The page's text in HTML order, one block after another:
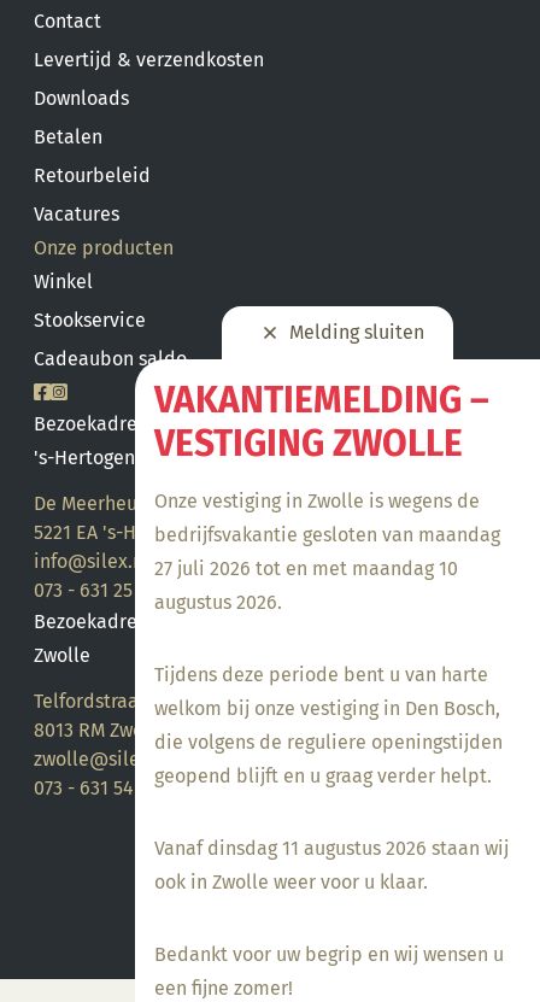
Melding sluiten
VAKANTIEMELDING –
VESTIGING ZWOLLE
Onze vestiging in Zwolle is wegens de
bedrijfsvakantie gesloten van maandag
27 juli 2026 tot en met maandag 10
augustus 2026.
Tijdens deze periode bent u van harte
welkom bij onze vestiging in Den Bosch,
die volgens de reguliere openingstijden
geopend blijft en u graag verder helpt.
Vanaf dinsdag 11 augustus 2026 staan wij
ook in Zwolle weer voor u klaar.
Bedankt voor uw begrip en wij wensen u
een fijne zomer!
Contact
Levertijd & verzendkosten
Downloads
Betalen
Retourbeleid
Vacatures
Onze producten
Winkel
Stookservice
Cadeaubon saldo
Bezoekadres
's-Hertogenbosch
De Meerheuvel 21
5221 EA 's-Hertogenbosch
info@silex.nl
073 - 631 25 28
Bezoekadres
Zwolle
Telfordstraat 14
8013 RM Zwolle
zwolle@silex.nl
073 - 631 54 05